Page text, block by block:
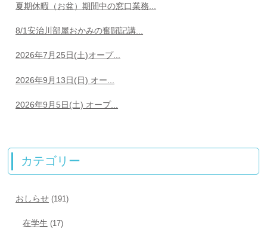
夏期休暇（お盆）期間中の窓口業務...
8/1安治川部屋おかみの奮闘記講...
2026年7月25日(土)オープ...
2026年9月13日(日) オー...
2026年9月5日(土) オープ...
カテゴリー
おしらせ (191)
在学生 (17)